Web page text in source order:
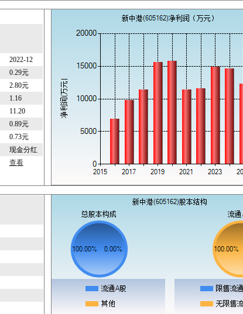
2022-12
0.29元
2.80元
1.16
11.20
0.89元
0.73元
现金分红
查看